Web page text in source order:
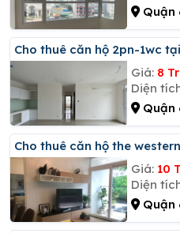
Quận
Cho thuê căn hộ 2pn-1wc
Giá: 8
Diện
Quận
Cho thuê căn hộ the
Giá: 10
Diện
Quận